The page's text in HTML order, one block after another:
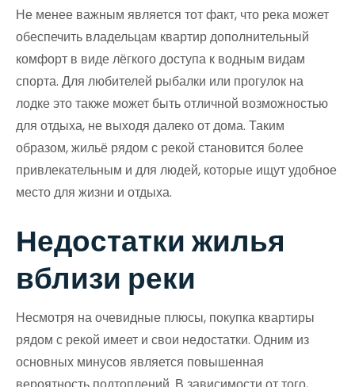
Не менее важным является тот факт, что река может
обеспечить владельцам квартир дополнительный
комфорт в виде лёгкого доступа к водным видам
спорта. Для любителей рыбалки или прогулок на
лодке это также может быть отличной возможностью
для отдыха, не выходя далеко от дома. Таким
образом, жильё рядом с рекой становится более
привлекательным и для людей, которые ищут удобное
место для жизни и отдыха.
Недостатки жилья
вблизи реки
Несмотря на очевидные плюсы, покупка квартиры
рядом с рекой имеет и свои недостатки. Одним из
основных минусов является повышенная